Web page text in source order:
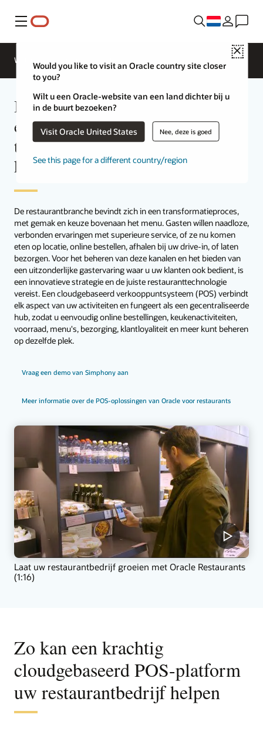
Menu
Close
Would you like to visit an Oracle country site closer
to you?
Wilt u een Oracle-website van een land dichter bij u
in de buurt bezoeken?
Visit Oracle United States Nee, deze is goed
See this page for a different country/region
Webinars
Bied gasten een uitzonderlijke
ervaring met een krachtig digitaal
transactieplatform voor al uw
kanalen.
De restaurantbranche bevindt zich in een transformatieproces,
met gemak en keuze bovenaan het menu. Gasten willen naadloze,
verbonden ervaringen met superieure service, of ze nu komen
eten op locatie, online bestellen, afhalen bij uw drive-in, of laten
bezorgen. Voor het beheren van deze kanalen en het bieden van
een uitzonderlijke gastervaring waar u uw klanten ook bedient, is
een innovatieve strategie en de juiste restauranttechnologie
vereist. Een cloudgebaseerd verkooppuntsysteem (POS) verbindt
elk aspect van uw activiteiten en fungeert als een gecentraliseerde
hub, zodat u eenvoudig online bestellingen, keukenactiviteiten,
voorraad, menu's, bezorging, klantloyaliteit en meer kunt beheren
op dezelfde plek.
Vraag een demo van Simphony aan
Meer informatie over de POS-oplossingen van Oracle voor restaurants
Laat uw restaurantbedrijf groeien met Oracle Restaurants
(1:16)
Zo kan een krachtig
cloudgebaseerd POS-platform
uw restaurantbedrijf helpen